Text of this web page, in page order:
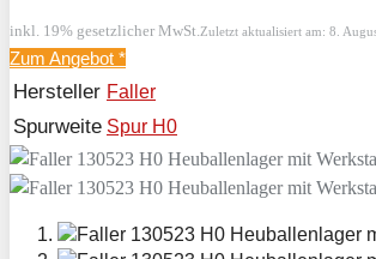
inkl. 19% gesetzlicher MwSt. Zuletzt aktualisiert am: 8.
Zum Angebot *
Hersteller Faller
Spurweite Spur H0